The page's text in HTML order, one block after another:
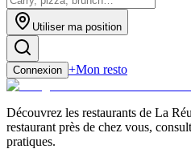
Utiliser ma position
Connexion +Mon resto
Découvrez les restaurants de La
restaurant près de chez vous,
pratiques.